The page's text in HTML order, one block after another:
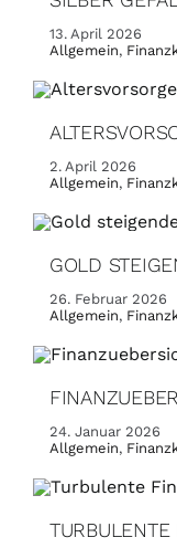
13. April 2026
Allgemein,
2. April 2026
Allgemein,
GOLD
26. Februar 2026
Allgemein,
24. Januar 2026
Allgemein,